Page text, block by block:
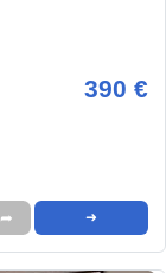
390 €
➦ ➜